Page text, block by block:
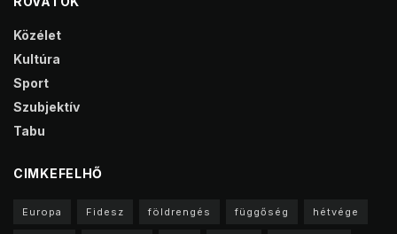
Közélet
Kultúra
Sport
Szubjektív
Tabu
CIMKEFELHŐ
Europa Fidesz földrengés függőség hétvége